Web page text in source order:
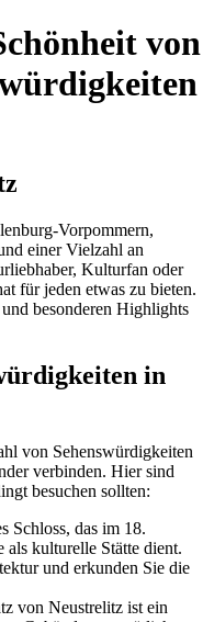
von
Vorpommern,
einer Vielzahl an
Kulturfan oder
für jeden etwas zu bieten.
besonderen Highlights
in
von Sehenswürdigkeiten
verbinden. Hier sind
besuchen sollten:
Schloss, das im 18.
als kulturelle Stätte dient.
und erkunden Sie die
von Neustrelitz ist ein